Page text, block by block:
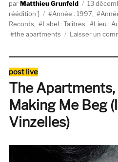
AuteurMatthieu Grunfeld
Publié
le
13
réédition
Étiquettes
Année : 1997,
Records, Label : Talitres, Lieu :
the apartments
Laisser un
Catégories
post live
The Apartments,
Making Me Beg
Vinzelles)